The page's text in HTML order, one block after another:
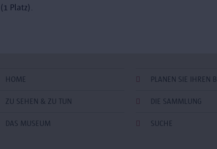
(1 Platz).
HOME PLANEN SIE IHREN
ZU SEHEN & ZU TUN DIE SAMMLUNG
DAS MUSEUM SUCHE